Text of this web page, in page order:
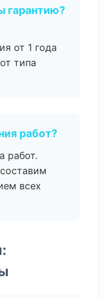
гарантию?
от 1 года
типа
работ?
работ.
всех